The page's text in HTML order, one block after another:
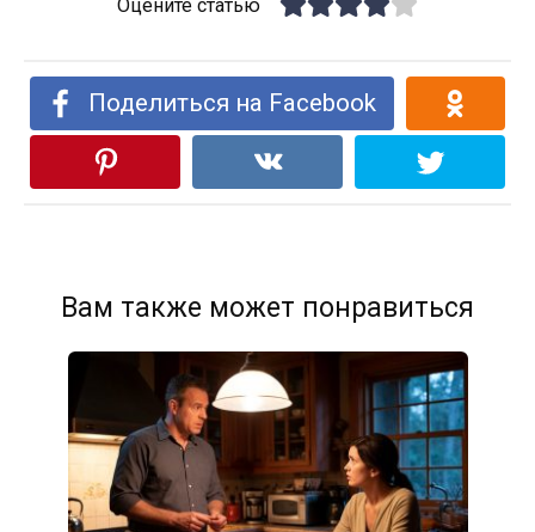
Оцените статью
Поделиться на Facebook
Вам также может понравиться